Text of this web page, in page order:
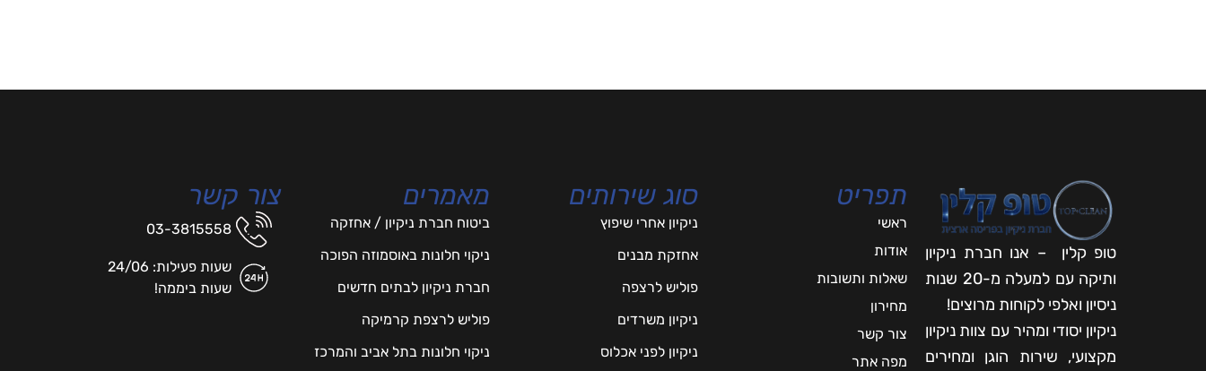
טופ קלין – אנו חברת ניקיון
ותיקה עם למעלה מ-20 שנות
ניסיון ואלפי לקוחות מרוצים!
ניקיון יסודי ומהיר עם צוות ניקיון
מקצועי, שירות הוגן ומחירים
תפריט
ראשי
אודות
שאלות ותשובות
מחירון
צור קשר
מפה אתר
סוג שירותים
ניקיון אחרי שיפוץ
אחזקת מבנים
פוליש לרצפה
ניקיון משרדים
ניקיון לפני אכלוס
מאמרים
ביטוח חברת ניקיון / אחזקה
ניקוי חלונות באוסמוזה הפוכה
חברת ניקיון לבתים חדשים
פוליש לרצפת קרמיקה
ניקוי חלונות בתל אביב והמרכז
צור קשר
03-3815558
שעות פעילות: 24/06
שעות ביממה!